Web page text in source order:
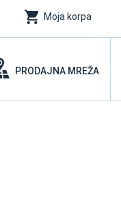
Moja korpa
PRODAJNA MREŽA